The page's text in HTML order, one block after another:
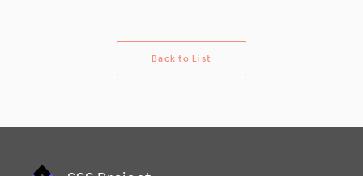
Back to Li st